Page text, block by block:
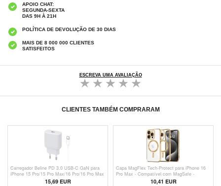
APOIO CHAT:
SEGUNDA-SEXTA
DAS 9H À 21H
POLÍTICA DE DEVOLUÇÃO DE 30 DIAS
MAIS DE 8 000 000 CLIENTES
SATISFEITOS
ESCREVA UMA AVALIAÇÃO
CLIENTES TAMBÉM COMPRARAM
Carregador Beline PD 3.0 USB-C GaN para
iPhone 15 Pro/15 Pro Max/16 Pro/16 Pro Max
15,69 EUR
Capa MagFlex Tech-Protect para iPhone 16
Pro Max - Compatível com MagSafe -
Transparente / Dourado10,41 EUR